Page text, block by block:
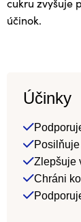
cukru zvyšuje
účinok.
Účinky
Zlepšuje
Chráni